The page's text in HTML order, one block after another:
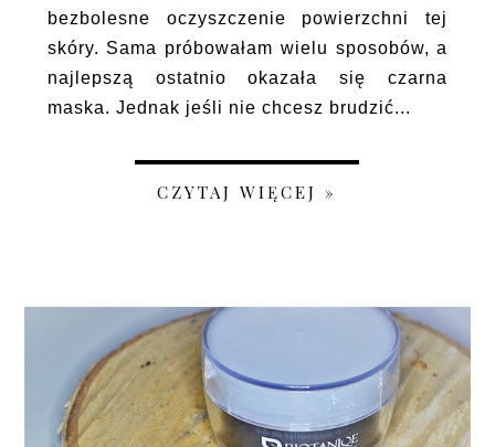
bezbolesne oczyszczenie powierzchni tej
skóry. Sama próbowałam wielu sposobów, a
najlepszą ostatnio okazała się czarna
maska. Jednak jeśli nie chcesz brudzić...
CZYTAJ WIĘCEJ »